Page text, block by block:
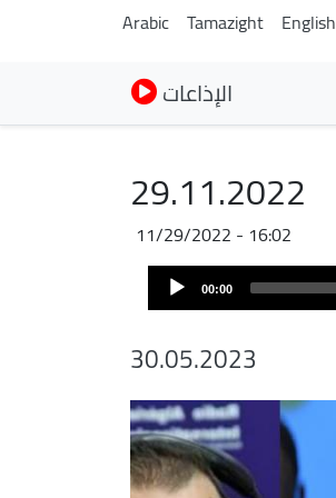
Arabic Tamazight English
الإذاعات
29.11.2022
11/29/2022 - 16:02
Audio
Player 00:00
30.05.2023